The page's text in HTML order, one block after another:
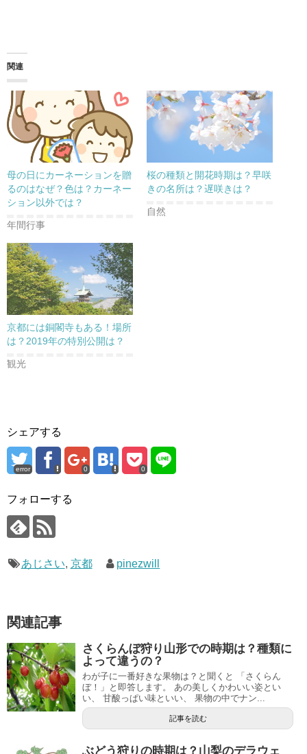
関連
母の日にカーネーションを贈
るのはなぜ？色は？カーネー
ション以外では？
年間行事
桜の種類と開花時期は？早咲
きの名所は？遅咲きは？
自然
京都には銅閣寺もある！場所
は？2019年の特別公開は？
観光
シェアする
error 0 0
フォローする
あじさい, 京都 pinezwill
関連記事
さくらんぼ狩り山形での時期は？種類に
よって違うの？
わが子に一番好きな果物は？と聞くと 「さくらん
ぼ！」と即答します。 あの美しくかわいい姿とい
い、 甘酸っぱい味といい、 果物の中でナン...
記事を読む
ぶどう狩りの時期は？山梨のデラウェ